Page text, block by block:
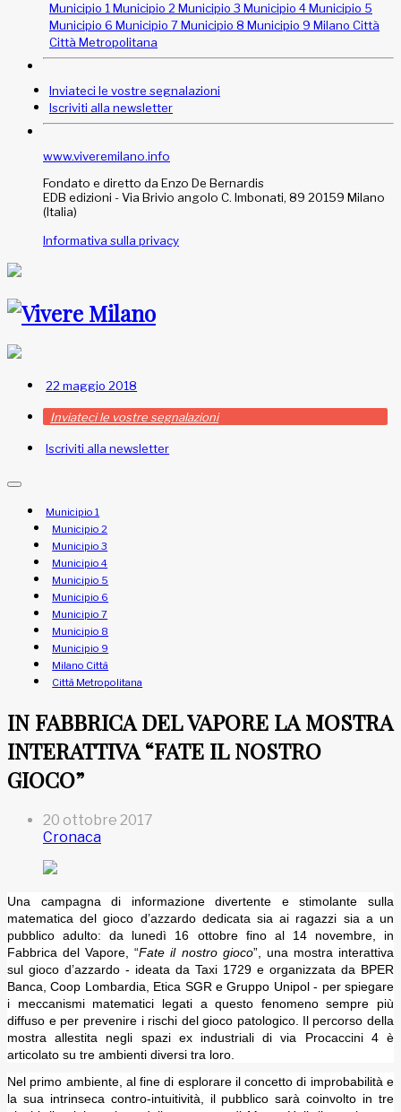
Municipio 1 Municipio 2 Municipio 3 Municipio 4Municipio 5
Municipio 6 Municipio 7Municipio 8 Municipio 9 Milano Città
Città Metropolitana
Inviateci le vostre segnalazioni
Iscriviti alla newsletter
www.viveremilano.info
Fondato e diretto da Enzo De Bernardis
EDB edizioni - Via Brivio angolo C. Imbonati, 89 20159 Milano
(Italia)
Informativa sulla privacy
22 maggio 2018
Inviateci le vostre segnalazioni
Iscriviti alla newsletter
Municipio 1
Municipio 2
Municipio 3
Municipio 4
Municipio 5
Municipio 6
Municipio 7
Municipio 8
Municipio 9
Milano Città
Città Metropolitana
IN FABBRICA DEL VAPORE LA MOSTRA
INTERATTIVA “FATE IL NOSTRO
GIOCO”
20 ottobre 2017
Cronaca
Una campagna di informazione divertente e stimolante sulla
matematica del gioco d’azzardo dedicata sia ai ragazzi sia a un
pubblico adulto: da lunedì 16 ottobre fino al 14 novembre, in
Fabbrica del Vapore, “Fate il nostro gioco”, una mostra interattiva
sul gioco d’azzardo - ideata da Taxi 1729 e organizzata da BPER
Banca, Coop Lombardia, Etica SGR e Gruppo Unipol - per spiegare
i meccanismi matematici legati a questo fenomeno sempre più
diffuso e per prevenire i rischi del gioco patologico. Il percorso della
mostra allestita negli spazi ex industriali di via Procaccini 4 è
articolato su tre ambienti diversi tra loro.
Nel primo ambiente, al fine di esplorare il concetto di improbabilità e
la sua intrinseca contro-intuitività, il pubblico sarà coinvolto in tre